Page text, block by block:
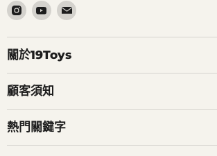
在
Instagram
找
到
們
在
Youtube
找
到
們
在
郵
關於19Toys
顧客須知
熱門關鍵字